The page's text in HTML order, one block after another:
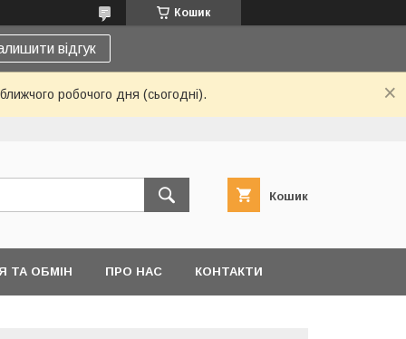
Кошик
відгук
робочого дня (сьогодні).
Кошик
ТА ОБМІН ПРО НАС КОНТАКТИ